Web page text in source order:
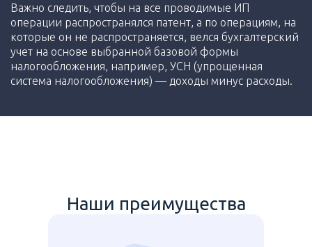
Важно следить, чтобы на все проводимые ИП
операции распространялся патент, а по операциям, на
которые он не распространяется, велся бухгалтерский
учет на основе выбранной базовой формы
налогообложения, например, УСН (упрощенная
система налогообложения) — доходы минус расходы.
Наши преимущества